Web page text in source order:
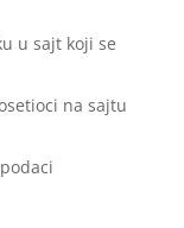
u sajt koji se
na sajtu